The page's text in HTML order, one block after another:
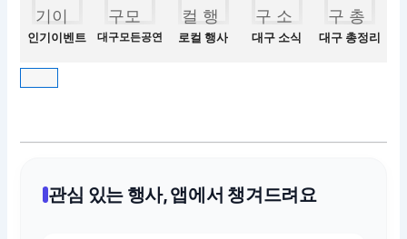
인기이벤트 대구모든공연 로컬 행사 대구 소식 대구 총정리
관심 있는 행사, 앱에서 챙겨드려요